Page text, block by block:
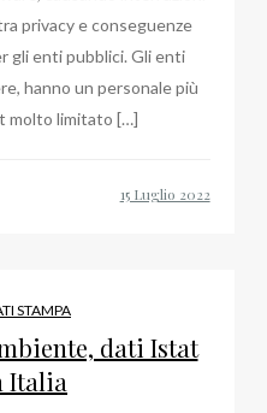
privacy e conseguenze
gli enti pubblici. Gli enti
hanno un personale più
molto limitato […]
STAMPA
dati Istat
Italia